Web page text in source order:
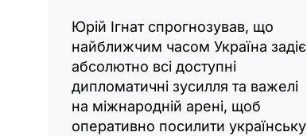
Юрій Ігнат спрогнозував, що
найближчим часом Україна задіє
абсолютно всі доступні
дипломатичні зусилля та важелі
на міжнародній арені, щоб
оперативно посилити українську